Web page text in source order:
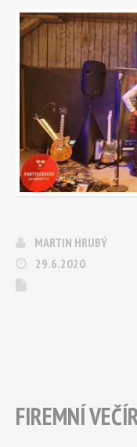
MARTIN HRUBÝ
29.6.2020
FIREMNÍ